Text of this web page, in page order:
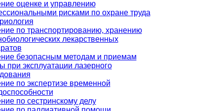
оценке и управлению
рисками по охране труда
по транспортированию, хранению
лекарственных
безопасным методам и приемам
при эксплуатации лазерного
по экспертизе временной
по сестринскому делу